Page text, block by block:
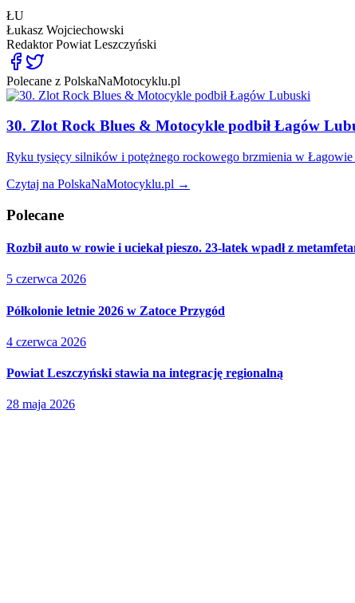
ŁU
Łukasz Wojciechowski
RedaktorPowiat Leszczyński
Polecane z PolskaNaMotocyklu.pl
30. Zlot Rock Blues & Motocykle podbił Łagów
Ryku tysięcy silników i potężnego rockowego brzmienia w
Czytaj na PolskaNaMotocyklu.pl →
Polecane
Rozbił auto w rowie i uciekał pieszo. 23-latek wpadł z
5 czerwca 2026
Półkolonie letnie 2026 w Zatoce Przygód
4 czerwca 2026
Powiat Leszczyński stawia na integrację regionalną
28 maja 2026